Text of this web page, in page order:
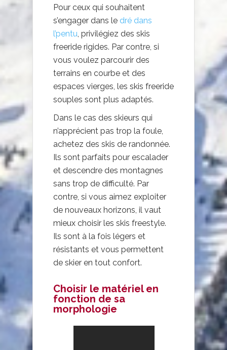
Pour ceux qui souhaitent
s’engager dans le dré dans
l’pentu , privilégiez des skis
freeride rigides. Par contre, si
vous voulez parcourir des
terrains en courbe et des
espaces vierges, les skis freeride
souples sont plus adaptés.
Dans le cas des skieurs qui
n’apprécient pas trop la foule,
achetez des skis de randonnée.
Ils sont parfaits pour escalader
et descendre des montagnes
sans trop de difficulté. Par
contre, si vous aimez exploiter
de nouveaux horizons, il vaut
mieux choisir les skis freestyle.
Ils sont à la fois légers et
résistants et vous permettent
de skier en tout confort.
Choisir le matériel en
fonction de sa
morphologie